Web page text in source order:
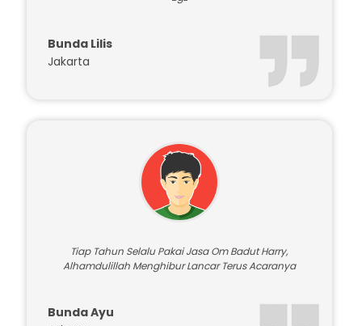
Bunda Lilis
Jakarta
Tiap Tahun Selalu Pakai Jasa Om Badut Harry,
Alhamdulillah Menghibur Lancar Terus Acaranya
Bunda Ayu